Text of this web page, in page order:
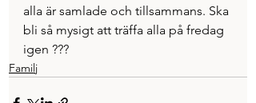
alla är samlade och tillsammans. Ska
bli så mysigt att träffa alla på fredag
igen ???
Familj